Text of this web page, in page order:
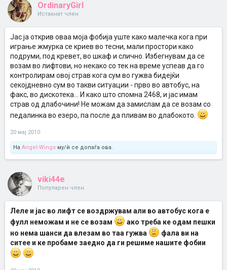
OrdinaryGirl
Истакнат член
Јас ја открив оваа моја фобија уште како малечка кога при
играње жмурка се криев во тесни, мали простори како
подруми, под кревет, во шкаф и слично. Избегнувам да се
возам во лифтови, но некако со тек на време успеав да го
контролирам овој страв кога сум во гужва бидејќи
секојдневно сум во такви ситуации - прво во автобус, на
факс, во дискотека... И како што спомна 2468, и јас имам
страв од длабочини! Не можам да замислам да се возам со
педалинка во езеро, па после да пливам во длабокото.
20 мај 2010
На Angel-Wings му/ѝ се допаѓа ова.
viki44e
Популарен член
Леле и јас во лифт се воздржувам али во автобус кога е
фулл неможам и не се возам
ако треба ке одам пешки
но нема шанси да влезам во таа гужва
фала ви на
ситее и ке пробаме заедно да ги решиме нашите фобии